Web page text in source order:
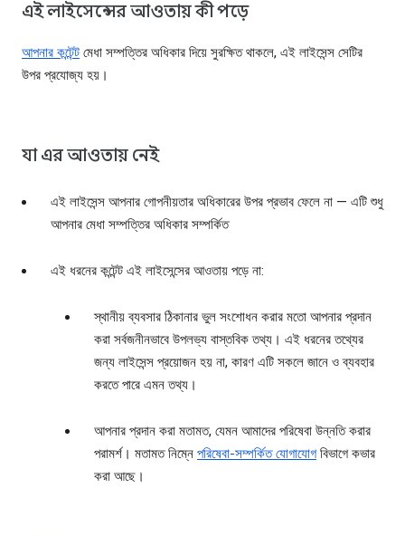
এই লাইসেন্সের আওতায় কী পড়ে
আপনার কন্টেন্ট মেধা সম্পত্তির অধিকার দিয়ে সুরক্ষিত থাকলে, এই লাইসেন্স সেটির
উপর প্রযোজ্য হয়।
যা এর আওতায় নেই
এই লাইসেন্স আপনার গোপনীয়তার অধিকারের উপর প্রভাব ফেলে না — এটি শুধু
আপনার মেধা সম্পত্তির অধিকার সম্পর্কিত
এই ধরনের কন্টেন্ট এই লাইসেন্সের আওতায় পড়ে না:
স্থানীয় ব্যবসার ঠিকানার ভুল সংশোধন করার মতো আপনার প্রদান
করা সর্বজনীনভাবে উপলভ্য বাস্তবিক তথ্য। এই ধরনের তথ্যের
জন্য লাইসেন্স প্রয়োজন হয় না, কারণ এটি সকলে জানে ও ব্যবহার
করতে পারে এমন তথ্য।
আপনার প্রদান করা মতামত, যেমন আমাদের পরিষেবা উন্নতি করার
পরামর্শ। মতামত নিম্নে পরিষেবা-সম্পর্কিত যোগাযোগ বিভাগে কভার
করা আছে।